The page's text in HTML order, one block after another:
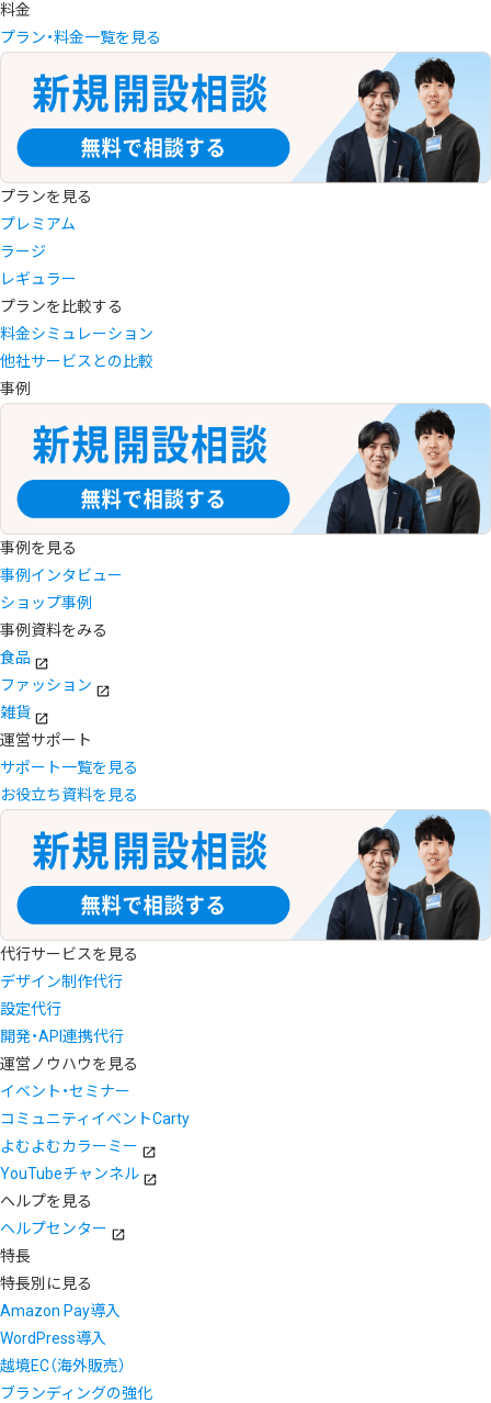
料金
プラン・料金一覧を見る
プランを見る
プレミアム
ラージ
レギュラー
プランを比較する
料金シミュレーション
他社サービスとの比較
事例
事例を見る
事例インタビュー
ショップ事例
事例資料をみる
食品
ファッション
雑貨
運営サポート
サポート一覧を見る
お役立ち資料を見る
代行サービスを見る
デザイン制作代行
設定代行
開発・API連携代行
運営ノウハウを見る
イベント・セミナー
コミュニティイベントCarty
よむよむカラーミー
YouTubeチャンネル
ヘルプを見る
ヘルプセンター
特長
特長別に見る
Amazon Pay導入
WordPress導入
越境EC（海外販売）
ブランディングの強化